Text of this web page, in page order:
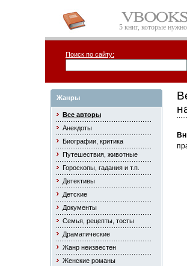
5 книг, которые
Поиск по сайту:
Жанры
Все авторы
Анекдоты
Биографии, критика
Путешествия, животные
Гороскопы, гадания и т.п.
Детективы
Детские
Документы
Семья, рецепты, тосты
Драматические
Жанр неизвестен
Женские романы